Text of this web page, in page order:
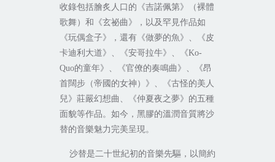
收錄包括膾炙人口的《吉諾佩第》（裸體
歌舞）和《玄祕曲》，以及罕見作品如
《玩偶盒子》，還有《做夢的魚》、《皮
卡迪利大道》、《安哥拉牛》、《Ko-
Quo的童年》、《官僚的奏鳴曲》、《昂
首闊步（帝國的女神）》、《古怪的美人
兒》莊嚴幻想曲、《仲夏夜之夢》的五種
面貌等作品。如今，黑膠的溫潤音質將沙
替的音樂魅力完美呈現。
沙替是二十世紀初的音樂先驅，以簡約